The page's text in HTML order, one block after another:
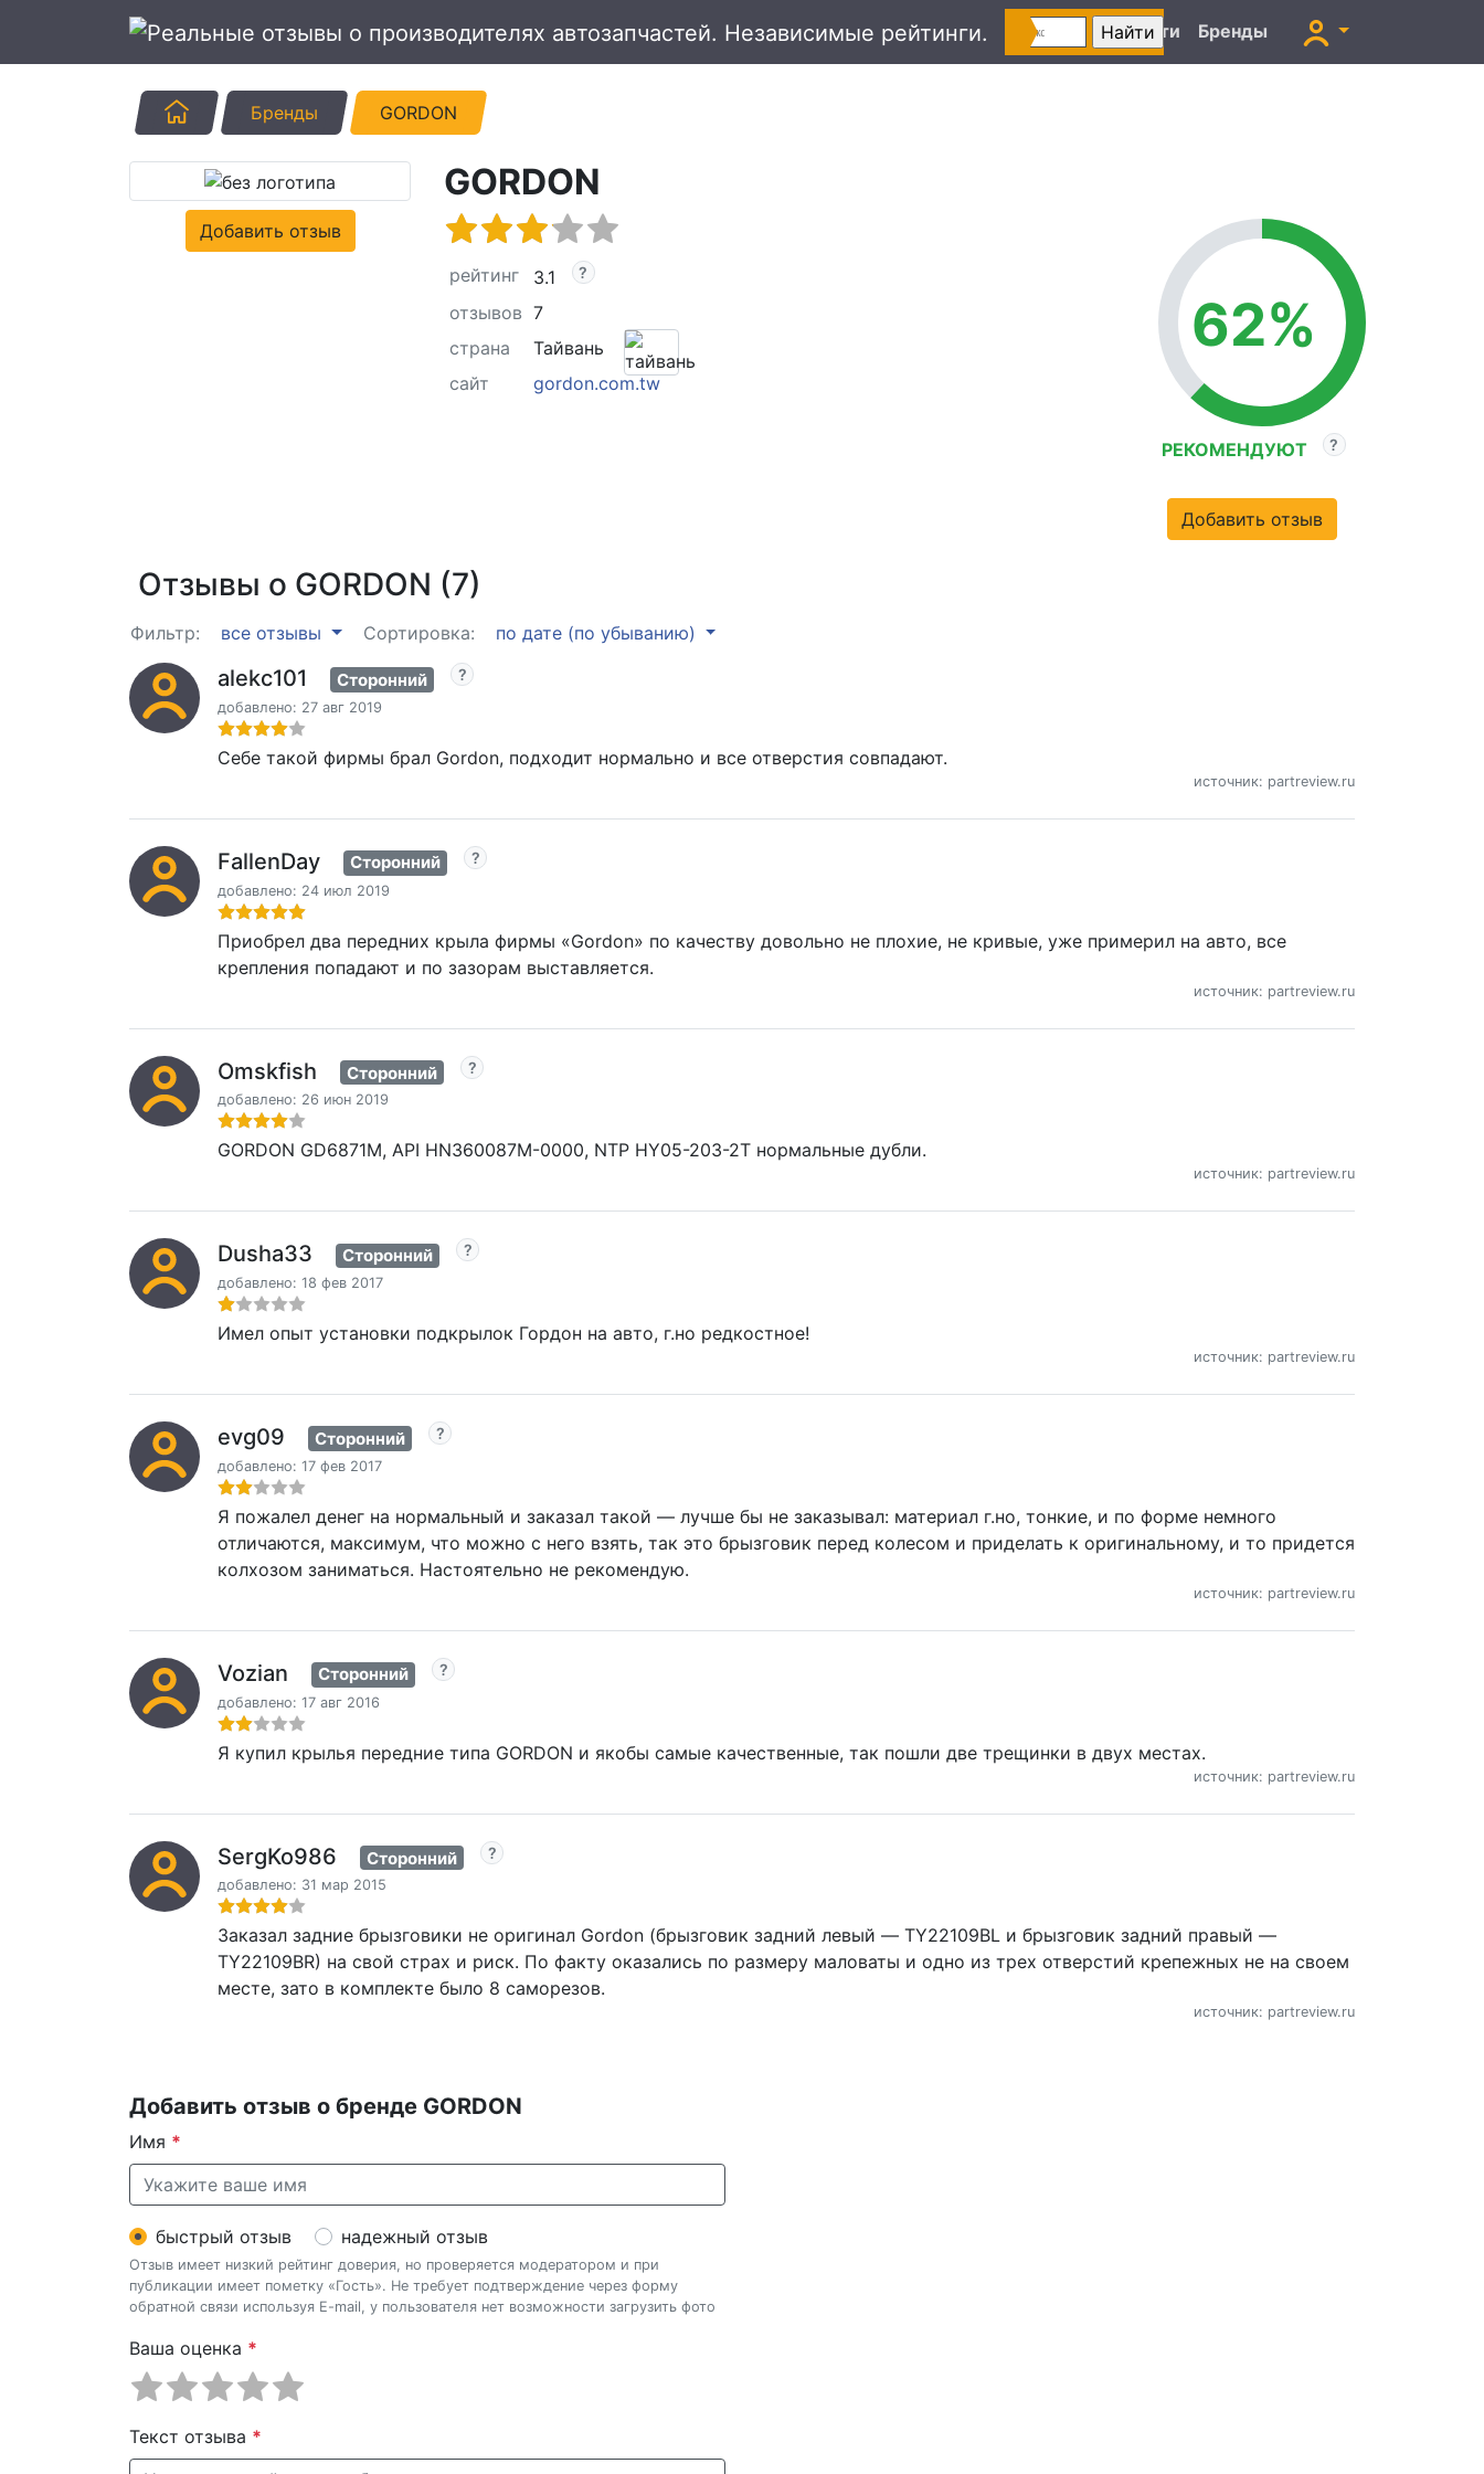
Автоновости Бренды
ГлавнаяБренды GORDON
Добавить отзыв
GORDON
рейтинг
3.1
отзывов 7
страна
Тайвань
сайт
gordon.com.tw
62%
РЕКОМЕНДУЮТ
Добавить отзыв
Отзывы о GORDON (7)
Фильтр: все отзывы Сортировка: по дате (по убыванию)
alekc101 Сторонний
добавлено: 27 авг 2019
Себе такой фирмы брал Gordon, подходит нормально и все отверстия совпадают.
источник: partreview.ru
FallenDay Сторонний
добавлено: 24 июл 2019
Приобрел два передних крыла фирмы «Gordon» по качеству довольно не плохие, не кривые, уже примерил на авто, все
крепления попадают и по зазорам выставляется.
источник: partreview.ru
Omskfish Сторонний
добавлено: 26 июн 2019
GORDON GD6871M, API HN360087M-0000, NTP HY05-203-2T нормальные дубли.
источник: partreview.ru
Dusha33 Сторонний
добавлено: 18 фев 2017
Имел опыт установки подкрылок Гордон на авто, г.но редкостное!
источник: partreview.ru
evg09 Сторонний
добавлено: 17 фев 2017
Я пожалел денег на нормальный и заказал такой — лучше бы не заказывал: материал г.но, тонкие, и по форме немного
отличаются, максимум, что можно с него взять, так это брызговик перед колесом и приделать к оригинальному, и то придется
колхозом заниматься. Настоятельно не рекомендую.
источник: partreview.ru
Vozian Сторонний
добавлено: 17 авг 2016
Я купил крылья передние типа GORDON и якобы самые качественные, так пошли две трещинки в двух местах.
источник: partreview.ru
SergKo986 Сторонний
добавлено: 31 мар 2015
Заказал задние брызговики не оригинал Gordon (брызговик задний левый — TY22109BL и брызговик задний правый —
TY22109BR) на свой страх и риск. По факту оказались по размеру маловаты и одно из трех отверстий крепежных не на своем
месте, зато в комплекте было 8 саморезов.
источник: partreview.ru
Добавить отзыв о бренде GORDON
Имя *
быстрый отзыв надежный отзыв
Отзыв имеет низкий рейтинг доверия, но проверяется модератором и при
публикации имеет пометку «Гость». Не требует подтверждение через форму
обратной связи используя E-mail, у пользователя нет возможности загрузить фото
Ваша оценка *
Текст отзыва *